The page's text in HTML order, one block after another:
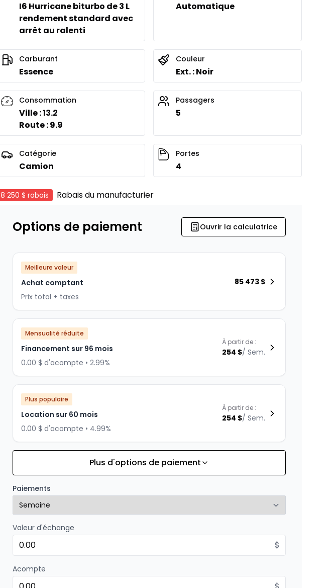
I6 Hurricane biturbo de 3 L
rendement standard avec
arrêt au ralenti
Automatique
Carburant
Essence
Couleur
Ext. : Noir
Consommation
Ville : 13.2
Route : 9.9
Passagers
5
Catégorie
Camion
Portes
4
8 250 $ rabais Rabais du manufacturier
Options de paiement Ouvrir la calculatrice
Meilleure valeur
Achat comptant
Prix total + taxes
85 473 $
Mensualité réduite
Financement sur 96 mois
0.00 $ d'acompte • 2.99%
À partir de :
254 $/ Sem.
Plus populaire
Location sur 60 mois
0.00 $ d'acompte • 4.99%
À partir de :
254 $/ Sem.
Financement sur 84 mois
0.00 $ d'acompte • 1.99%
À partir de :
Financement sur 72 mois
Financement sur 72 mois
Plus d'options de paiement
Paiements
Valeur d'échange
$
Acompte